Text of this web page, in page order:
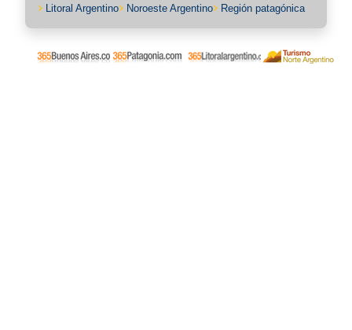
Litoral Argentino
Noroeste Argentino Región patagónica